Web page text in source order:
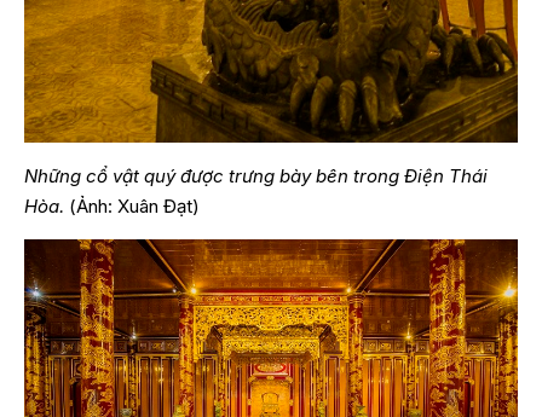
Những cổ vật quý được trưng bày bên trong Điện Thái
Hòa. (Ảnh: Xuân Đạt)